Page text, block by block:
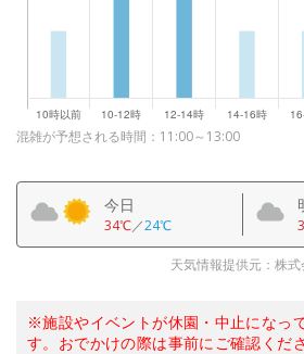
混雑が予想される時間：11:00～13:00
今日
34℃／24℃
天気情報提供元：株
※施設やイベントが休園・中止になっ
す。おでかけの際は事前にご確認くださ